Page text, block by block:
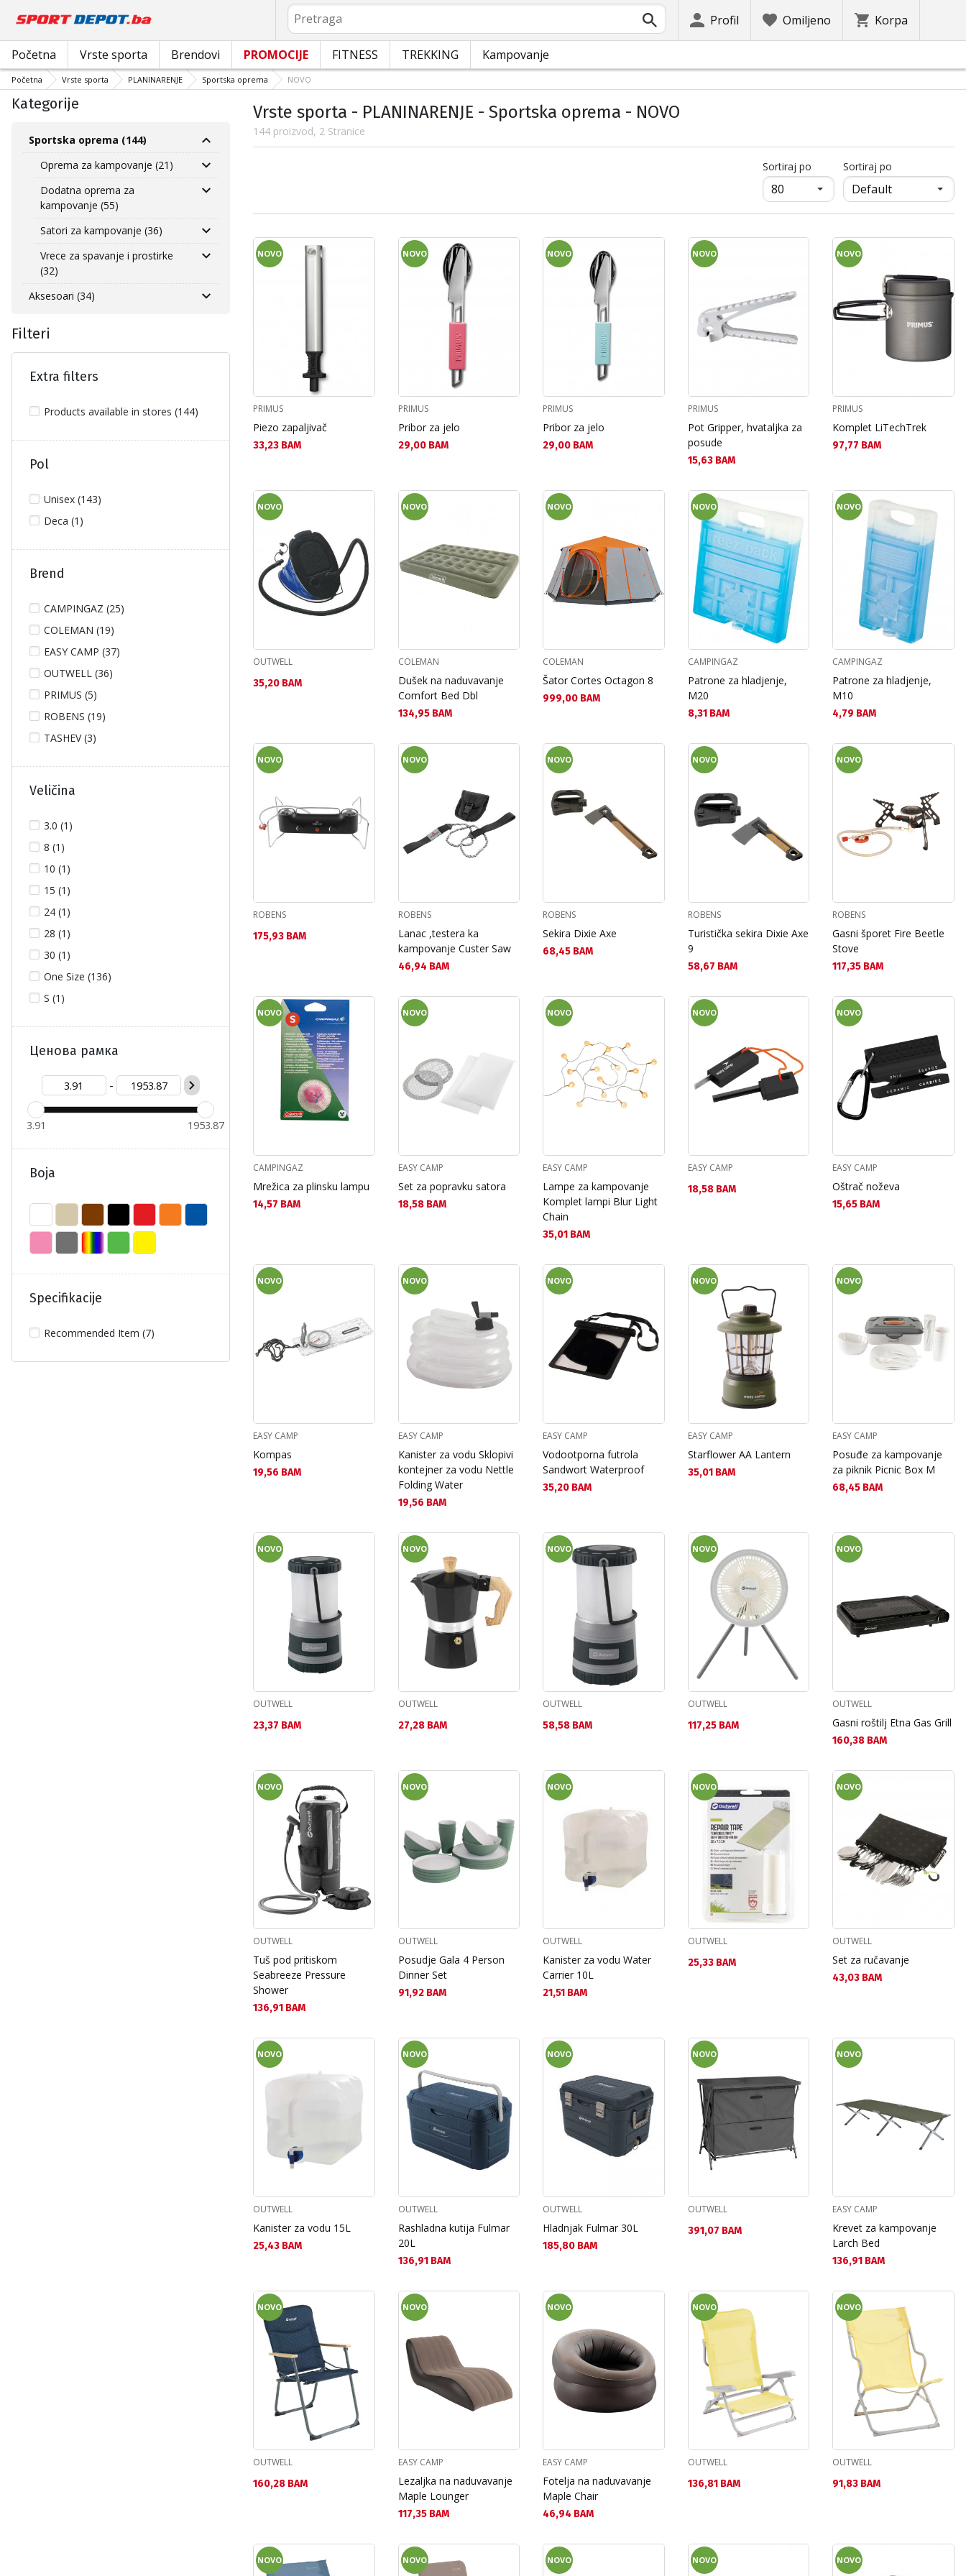
Pretraga
Profil Omiljeno Korpa
Početna Vrste sporta Brendovi PROMOCIJE FITNESS TREKKING Kampovanje
Početna Vrste sporta PLANINARENJE Sportska oprema NOVO
Kategorije
Sportska oprema (144)
Oprema za kampovanje (21)
Dodatna oprema za
kampovanje (55)
Satori za kampovanje (36)
Vrece za spavanje i prostirke
(32)
Aksesoari (34)
Filteri
Extra filters
Products available in stores (144)
Pol
Unisex (143)
Deca (1)
Brend
CAMPINGAZ (25)
COLEMAN (19)
EASY CAMP (37)
OUTWELL (36)
PRIMUS (5)
ROBENS (19)
TASHEV (3)
Veličina
3.0 (1)
8 (1)
10 (1)
15 (1)
24 (1)
28 (1)
30 (1)
One Size (136)
S (1)
Ценова рамка
-
3.91 1953.87
Boja
Specifikacije
Recommended Item (7)
Vrste sporta - PLANINARENJE - Sportska oprema - NOVO
144 proizvod, 2 Stranice
Sortiraj po продукти на страница
Sortiraj po
NOVO
PRIMUS
Piezo zapaljivač
Текуща цена:
33,23 BAM
NOVO
PRIMUS
Pribor za jelo
Текуща цена:
29,00 BAM
NOVO
PRIMUS
Pribor za jelo
Текуща цена:
29,00 BAM
NOVO
PRIMUS
Pot Gripper, hvataljka za
posude
Текуща цена:
15,63 BAM
NOVO
PRIMUS
Komplet LiTechTrek
Текуща цена:
97,77 BAM
NOVO
OUTWELL
Текуща цена:
35,20 BAM
NOVO
COLEMAN
Dušek na naduvavanje
Comfort Bed Dbl
Текуща цена:
134,95 BAM
NOVO
COLEMAN
Šator Cortes Octagon 8
Текуща цена:
999,00 BAM
NOVO
CAMPINGAZ
Patrone za hladjenje,
M20
Текуща цена:
8,31 BAM
NOVO
CAMPINGAZ
Patrone za hladjenje,
M10
Текуща цена:
4,79 BAM
NOVO
ROBENS
Текуща цена:
175,93 BAM
NOVO
ROBENS
Lanac ,testera ka
kampovanje Custer Saw
Текуща цена:
46,94 BAM
NOVO
ROBENS
Sekira Dixie Axe
Текуща цена:
68,45 BAM
NOVO
ROBENS
Turistička sekira Dixie Axe
9
Текуща цена:
58,67 BAM
NOVO
ROBENS
Gasni šporet Fire Beetle
Stove
Текуща цена:
117,35 BAM
NOVO
CAMPINGAZ
Mrežica za plinsku lampu
Текуща цена:
14,57 BAM
NOVO
EASY CAMP
Set za popravku satora
Текуща цена:
18,58 BAM
NOVO
EASY CAMP
Lampe za kampovanje
Komplet lampi Blur Light
Chain
Текуща цена:
35,01 BAM
NOVO
EASY CAMP
Текуща цена:
18,58 BAM
NOVO
EASY CAMP
Oštrač noževa
Текуща цена:
15,65 BAM
NOVO
EASY CAMP
Kompas
Текуща цена:
19,56 BAM
NOVO
EASY CAMP
Kanister za vodu Sklopivi
kontejner za vodu Nettle
Folding Water
Текуща цена:
19,56 BAM
NOVO
EASY CAMP
Vodootporna futrola
Sandwort Waterproof
Текуща цена:
35,20 BAM
NOVO
EASY CAMP
Starflower AA Lantern
Текуща цена:
35,01 BAM
NOVO
EASY CAMP
Posuđe za kampovanje
za piknik Picnic Box M
Текуща цена:
68,45 BAM
NOVO
OUTWELL
Текуща цена:
23,37 BAM
NOVO
OUTWELL
Текуща цена:
27,28 BAM
NOVO
OUTWELL
Текуща цена:
58,58 BAM
NOVO
OUTWELL
Текуща цена:
117,25 BAM
NOVO
OUTWELL
Gasni roštilj Etna Gas Grill
Текуща цена:
160,38 BAM
NOVO
OUTWELL
Tuš pod pritiskom
Seabreeze Pressure
Shower
Текуща цена:
136,91 BAM
NOVO
OUTWELL
Posudje Gala 4 Person
Dinner Set
Текуща цена:
91,92 BAM
NOVO
OUTWELL
Kanister za vodu Water
Carrier 10L
Текуща цена:
21,51 BAM
NOVO
OUTWELL
Текуща цена:
25,33 BAM
NOVO
OUTWELL
Set za ručavanje
Текуща цена:
43,03 BAM
NOVO
OUTWELL
Kanister za vodu 15L
Текуща цена:
25,43 BAM
NOVO
OUTWELL
Rashladna kutija Fulmar
20L
Текуща цена:
136,91 BAM
NOVO
OUTWELL
Hladnjak Fulmar 30L
Текуща цена:
185,80 BAM
NOVO
OUTWELL
Текуща цена:
391,07 BAM
NOVO
EASY CAMP
Krevet za kampovanje
Larch Bed
Текуща цена:
136,91 BAM
NOVO
OUTWELL
Текуща цена:
160,28 BAM
NOVO
EASY CAMP
Lezaljka na naduvavanje
Maple Lounger
Текуща цена:
117,35 BAM
NOVO
EASY CAMP
Fotelja na naduvavanje
Maple Chair
Текуща цена:
46,94 BAM
NOVO
OUTWELL
Текуща цена:
136,81 BAM
NOVO
OUTWELL
Текуща цена:
91,83 BAM
NOVO NOVO NOVO NOVO NOVO